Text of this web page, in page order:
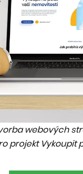
webových
projekt Vykoupit